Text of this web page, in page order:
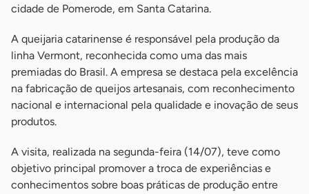
cidade de Pomerode, em Santa Catarina.
A queijaria catarinense é responsável pela produção da
linha Vermont, reconhecida como uma das mais
premiadas do Brasil. A empresa se destaca pela excelência
na fabricação de queijos artesanais, com reconhecimento
nacional e internacional pela qualidade e inovação de seus
produtos.
A visita, realizada na segunda-feira (14/07), teve como
objetivo principal promover a troca de experiências e
conhecimentos sobre boas práticas de produção entre